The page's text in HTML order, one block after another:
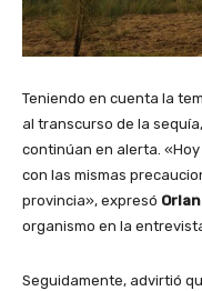
Teniendo en cuenta la
al transcurso de la
continúan en alerta.
con las mismas
provincia», expresó
organismo en la
Seguidamente, advirtió